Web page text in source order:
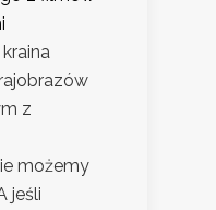
z
możemy
jeśli